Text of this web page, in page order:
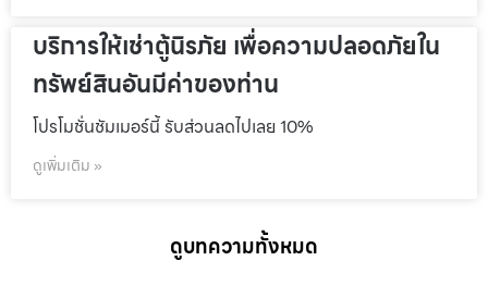
บริการให้เช่าตู้นิรภัย เพื่อความปลอดภัยใน
ทรัพย์สินอันมีค่าของท่าน
โปรโมชั่นชัมเมอร์นี้ รับส่วนลดไปเลย 10%
ดูเพิ่มเติม »
ดูบทความทั้งหมด